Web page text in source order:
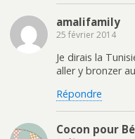
amalifamily
25 février 2014
Je dirais la
aller y bronzer
Répondre
Cocon pour